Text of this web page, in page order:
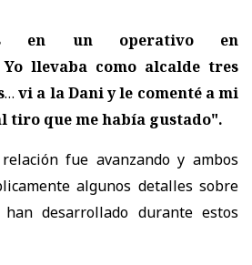
en un operativo en
Yo llevaba como alcalde tres
… vi a la Dani y le comenté a mi
tiro que me había gustado".
fue avanzando y ambos
algunos detalles sobre
desarrollado durante estos